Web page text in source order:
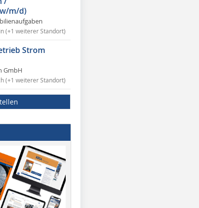
m/d)
(+1 weiterer Standort)
Strom
GmbH
(+1 weiterer Standort)